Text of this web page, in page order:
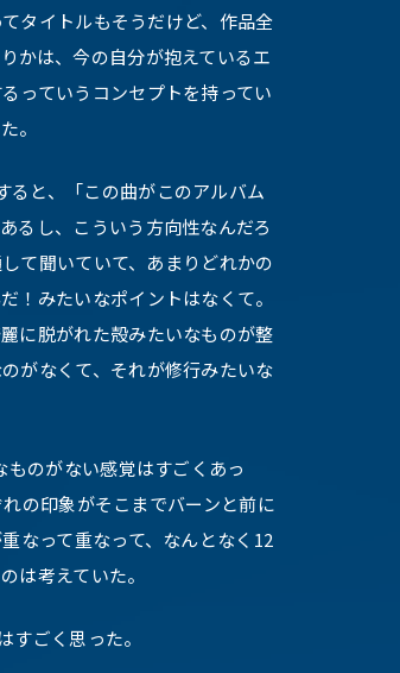
タイトルもそうだけど、作品全
かは、今の自分が抱えているエ
っていうコンセプトを持ってい
。
ると、「この曲がこのアルバム
るし、こういう方向性なんだろ
て聞いていて、あまりどれかの
！みたいなポイントはなくて。
に脱がれた殻みたいなものが整
がなくて、それが修行みたいな
のがない感覚はすごくあっ
の印象がそこまでバーンと前に
なって重なって、なんとなく12
は考えていた。
ごく思った。